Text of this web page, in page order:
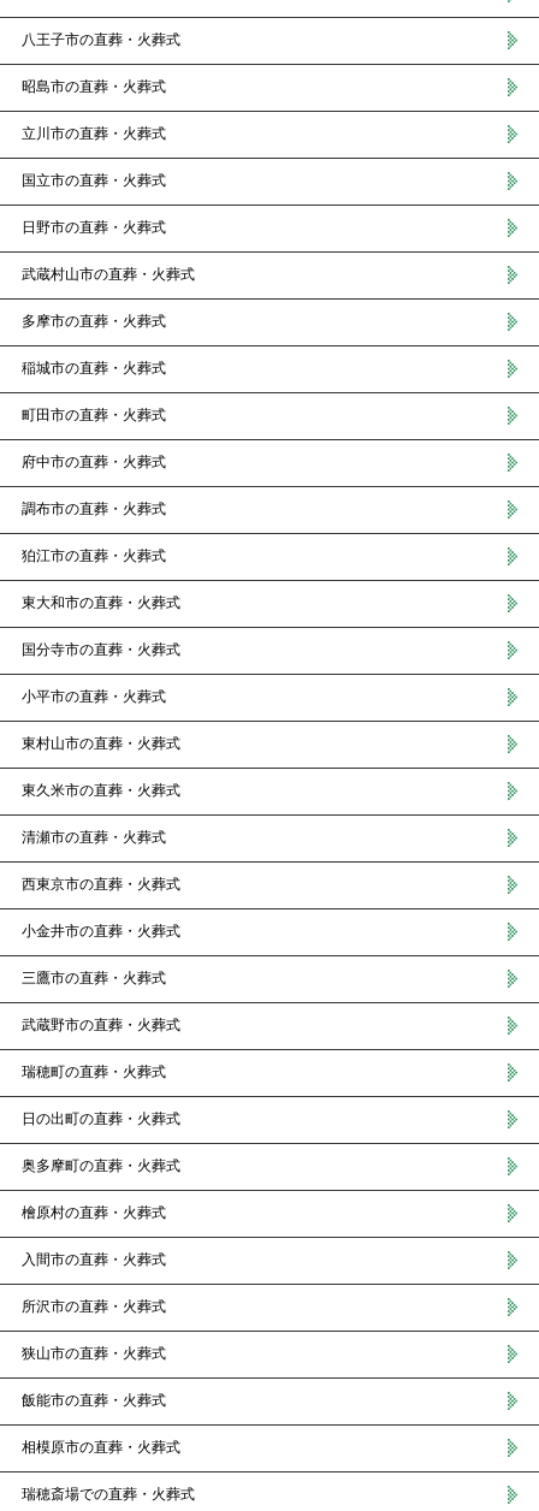
八王子市の直葬・火葬式
昭島市の直葬・火葬式
立川市の直葬・火葬式
国立市の直葬・火葬式
日野市の直葬・火葬式
武蔵村山市の直葬・火葬式
多摩市の直葬・火葬式
稲城市の直葬・火葬式
町田市の直葬・火葬式
府中市の直葬・火葬式
調布市の直葬・火葬式
狛江市の直葬・火葬式
東大和市の直葬・火葬式
国分寺市の直葬・火葬式
小平市の直葬・火葬式
東村山市の直葬・火葬式
東久米市の直葬・火葬式
清瀬市の直葬・火葬式
西東京市の直葬・火葬式
小金井市の直葬・火葬式
三鷹市の直葬・火葬式
武蔵野市の直葬・火葬式
瑞穂町の直葬・火葬式
日の出町の直葬・火葬式
奥多摩町の直葬・火葬式
檜原村の直葬・火葬式
入間市の直葬・火葬式
所沢市の直葬・火葬式
狭山市の直葬・火葬式
飯能市の直葬・火葬式
相模原市の直葬・火葬式
瑞穂斎場での直葬・火葬式